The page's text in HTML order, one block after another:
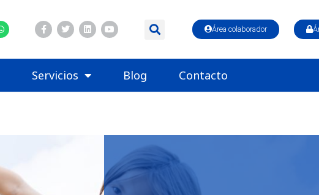
Área colaborador
Servicios Blog Contacto